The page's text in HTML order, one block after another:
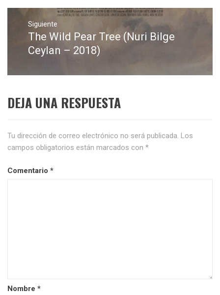
Siguiente
Entrada
siguiente:
The Wild Pear Tree (Nuri Bilge
Ceylan – 2018)
DEJA UNA RESPUESTA
Tu dirección de correo electrónico no será publicada. Los
campos obligatorios están marcados con *
Comentario *
Nombre *